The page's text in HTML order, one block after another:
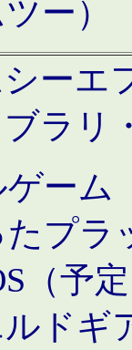
ー）
ーエ
ラリ
ーム
プラ
（予
ドギ